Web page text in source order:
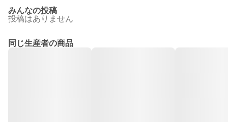
みんなの投稿
投稿はありません
同じ生産者の商品